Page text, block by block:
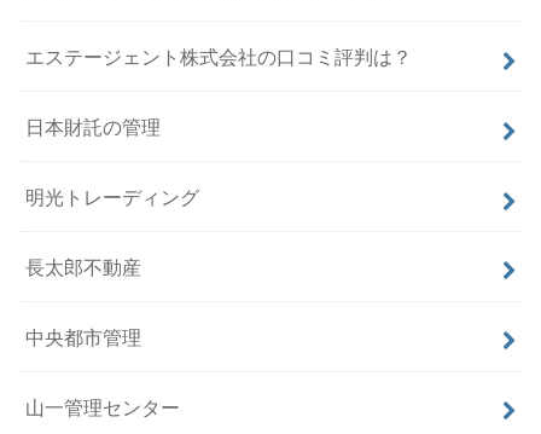
エステージェント株式会社の口コミ評判は？
日本財託の管理
明光トレーディング
長太郎不動産
中央都市管理
山一管理センター